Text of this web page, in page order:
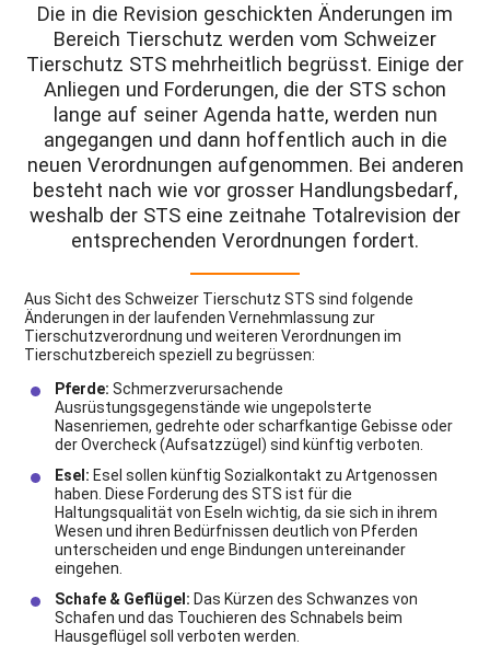
Die in die Revision geschickten Änderungen im
Bereich Tierschutz werden vom Schweizer
Tierschutz STS mehrheitlich begrüsst. Einige der
Anliegen und Forderungen, die der STS schon
lange auf seiner Agenda hatte, werden nun
angegangen und dann hoffentlich auch in die
neuen Verordnungen aufgenommen. Bei anderen
besteht nach wie vor grosser Handlungsbedarf,
weshalb der STS eine zeitnahe Totalrevision der
entsprechenden Verordnungen fordert.
Aus Sicht des Schweizer Tierschutz STS sind folgende
Änderungen in der laufenden Vernehmlassung zur
Tierschutzverordnung und weiteren Verordnungen im
Tierschutzbereich speziell zu begrüssen:
Pferde: Schmerzverursachende
Ausrüstungsgegenstände wie ungepolsterte
Nasenriemen, gedrehte oder scharfkantige Gebisse oder
der Overcheck (Aufsatzzügel) sind künftig verboten.
Esel: Esel sollen künftig Sozialkontakt zu Artgenossen
haben. Diese Forderung des STS ist für die
Haltungsqualität von Eseln wichtig, da sie sich in ihrem
Wesen und ihren Bedürfnissen deutlich von Pferden
unterscheiden und enge Bindungen untereinander
eingehen.
Schafe & Geflügel: Das Kürzen des Schwanzes von
Schafen und das Touchieren des Schnabels beim
Hausgeflügel soll verboten werden.